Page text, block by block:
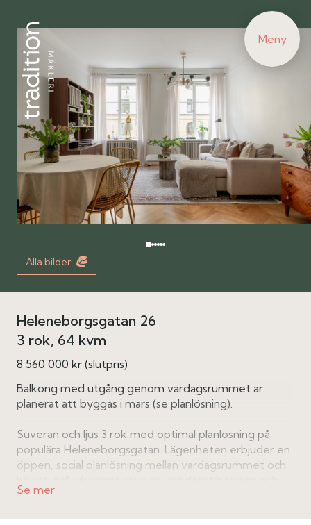
Meny
Alla bilder
Heleneborgsgatan 26
3 rok 64 kvm
8 560 000 kr (slutpris)
Balkong med utgång genom vardagsrummet är
planerat att byggas i mars (se planlösning).
Suverän och ljus 3 rok med optimal planlösning på
populära Heleneborgsgatan. Lägenheten erbjuder en
öppen, social planlösning mellan vardagsrummet och
bra förvaringsmöjligheter.